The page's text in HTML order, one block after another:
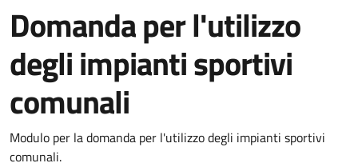
Domanda per l'utilizzo
degli impianti sportivi
comunali
Dettaglio del documento
Modulo per la domanda per l'utilizzo degli impianti sportivi
comunali.